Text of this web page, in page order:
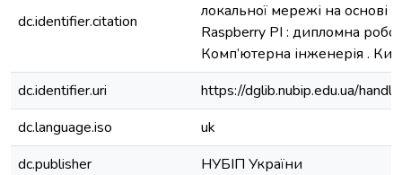
dc.identifier.citation
локальної мережі на основі
Raspberry PI : дипломна
Комп’ютерна інженерія .
dc.identifier.uri
https://dglib.nubip.edu.ua/
dc.language.iso
uk
dc.publisher
НУБІП України